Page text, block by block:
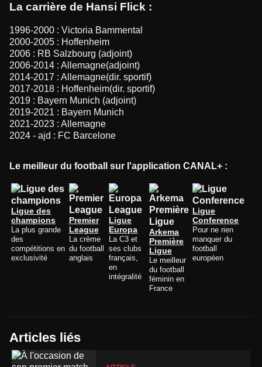
La carrière de Hansi Flick :
1996-2000 : Victoria Bammental
2000-2005 : Hoffenheim
2006 : RB Salzbourg (adjoint)
2006-2014 : Allemagne(adjoint)
2014-2017 : Allemagne(dir. sportif)
2017-2018 : Hoffenheim(dir. sportif)
2019 : Bayern Munich (adjoint)
2019-2021 : Bayern Munich
2021-2023 : Allemagne
2024 - ajd : FC Barcelone
Le meilleur du football sur l'application CANAL+ :
Ligue des
champions
La plus grande
des
compétitions en
exclusivité
Premier
League
La crème
du football
anglais
Ligue
Europa
La C3 et
ses clubs
français,
en
intégralité
Arkema
Première
Ligue
Le meilleur
du football
féminin en
France
Ligue
Conference
Pour ne rien
manquer du
football
européen
Articles liés